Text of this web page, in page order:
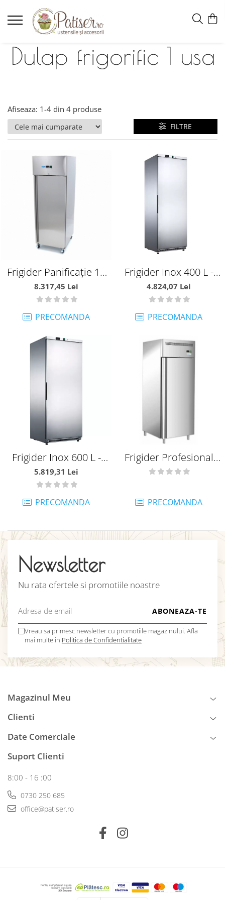
Dulap frigorific 1 usa
Afiseaza: 1-4 din 4 produse
FILTRE
Frigider Panificaţie 10
tavi 600 X 400- 800 L -
MA09400175
8.317,45 Lei
PRECOMANDA
Frigider Inox 400 L -
MA09405016
4.824,07 Lei
PRECOMANDA
Frigider Inox 600 L -
MA09405028
5.819,31 Lei
PRECOMANDA
Frigider Profesional
Patiserie 800 L - G-
PRECOMANDA
Newsletter
Nu rata ofertele si promotiile noastre
Vreau sa primesc newsletter cu promotiile magazinului. Afla
mai multe in Politica de Confidentialitate
Magazinul Meu
Clienti
Date Comerciale
Suport Clienti
8:00 - 16 :00
0730 250 685
office@patiser.ro